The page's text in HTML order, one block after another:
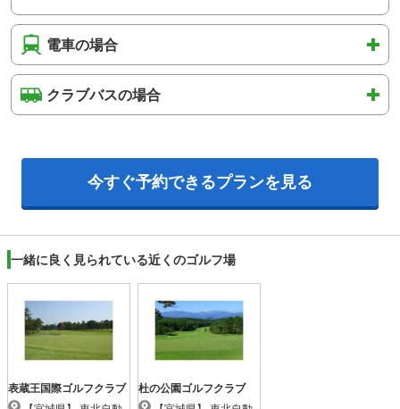
電車の場合
クラブバスの場合
今すぐ予約できるプランを見る
一緒に良く見られている近くのゴルフ場
表蔵王国際ゴルフクラブ
杜の公園ゴルフクラブ